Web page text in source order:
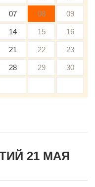
07 08 09
14 15 16
21 22 23
28 29 30
21 МАЯ